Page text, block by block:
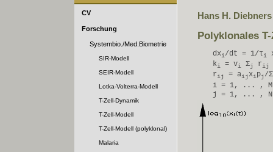
CV
Forschung
Systembio./Med.Biometrie
SIR-Modell
SEIR-Modell
Lotka-Volterra-Modell
T-Zell-Dynamik
T-Zell-Modell
T-Zell-Modell (polyklonal)
Malaria
Hans H.
Polyklonales
dxi/dt = 1/τi
ki = vi Σj rij
rij = aij xipj /Σ
i = 1, ... , M
j = 1, ... , N